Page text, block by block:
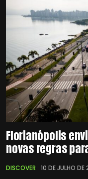
Florianópolis
novas regras
DISCOVER 10 DE JULHO DE